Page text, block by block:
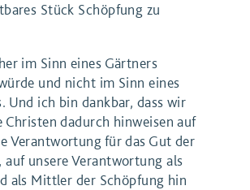
Stück Schöpfung zu
im Sinn eines Gärtners
und nicht im Sinn eines
Und ich bin dankbar, dass wir
Christen dadurch hinweisen auf
Verantwortung für das Gut der
auf unsere Verantwortung als
als Mittler der Schöpfung hin